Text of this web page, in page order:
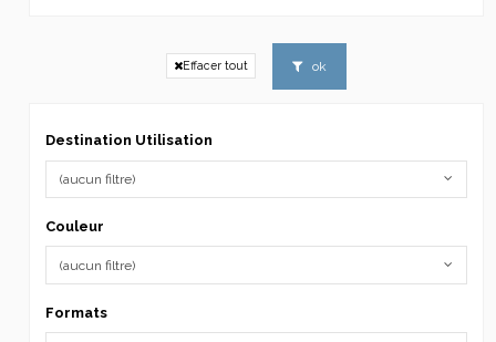
Effacer tout ok
Destination Utilisation
(aucun filtre)
Couleur
(aucun filtre)
Formats